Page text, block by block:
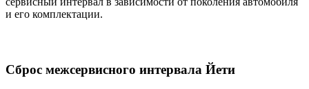
и его комплектации.
Сброс межсервисного интервала Йети